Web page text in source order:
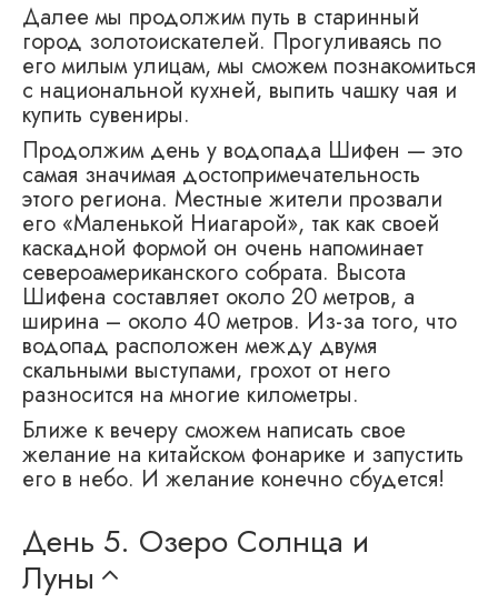
Далее мы продолжим путь в старинный
город золотоискателей. Прогуливаясь по
его милым улицам, мы сможем познакомиться
с национальной кухней, выпить чашку чая и
купить сувениры.
Продолжим день у водопада Шифен — это
самая значимая достопримечательность
этого региона. Местные жители прозвали
его «Маленькой Ниагарой», так как своей
каскадной формой он очень напоминает
североамериканского собрата. Высота
Шифена составляет около 20 метров, а
ширина – около 40 метров. Из-за того, что
водопад расположен между двумя
скальными выступами, грохот от него
разносится на многие километры.
Ближе к вечеру сможем написать свое
желание на китайском фонарике и запустить
его в небо. И желание конечно сбудется!
День 5. Озеро Солнца и
Луны